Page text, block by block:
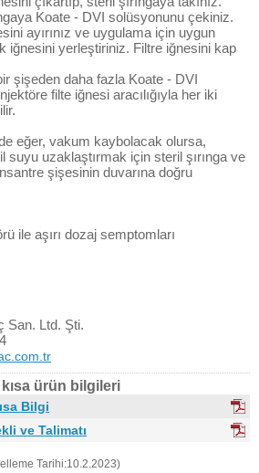
Koate - DVI solüsyonunu çekiniz.
ayırınız ve uygulama için uygun
iğnesini yerleştiriniz. Filtre iğnesini kap
şişeden daha fazla Koate - DVI
filte iğnesi aracılığıyla her iki
eğer, vakum kaybolacak olursa,
suyu uzaklaştırmak için steril şırınga ve
şişesinin duvarına doğru
ile aşırı dozaj semptomları
San. Ltd. Şti.
ürün bilgileri
Bilgi
ve Talimatı
Tarihi:10.2.2023)